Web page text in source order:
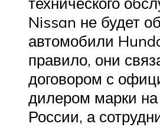
Nissan не будет
автомобили
правило, они
договором с
дилером марки на
России, а